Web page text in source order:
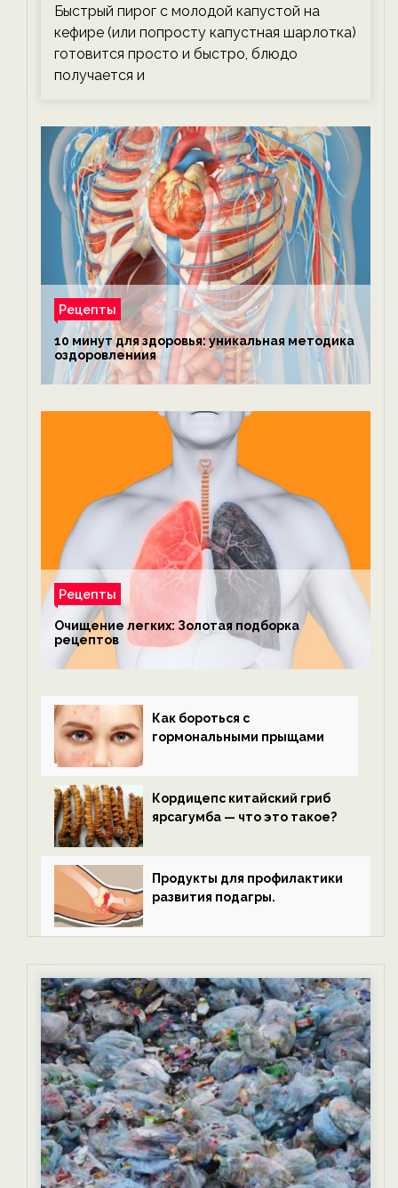
Быстрый пирог с молодой капустой на
кефире (или попросту капустная шарлотка)
готовится просто и быстро, блюдо
получается и
Рецепты
10 минут для здоровья: уникальная методика
оздоровлениия
Рецепты
Очищение легких: Золотая подборка
рецептов
Как бороться с
гормональными прыщами
Кордицепс китайский гриб
ярсагумба — что это такое?
Продукты для профилактики
развития подагры.